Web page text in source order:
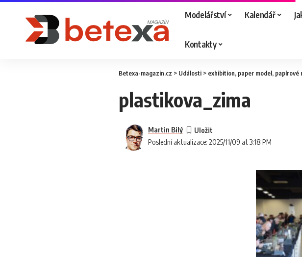
Modelářství Kalendář
Kontakty
Betexa-magazin.cz > Události > exhibition, paper model, papírové
plastikova_zima
Poslední aktualizace: 2025/11/09 at 3:18 PM
Martin Bilý